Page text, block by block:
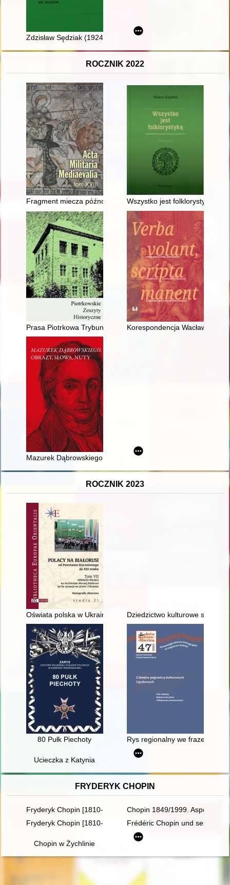
Zdzisław Sędziak (1924-2019)
ROCZNIK 2022
Fragment miecza późnośredniowiecznego znaleziony w
Wszystko jest folklorystyką :
Prasa Piotrkowa Trybunalskiego 1805-1939 - recenzja]
Korespondencja Wacława
Mazurek Dąbrowskiego : obrazy, słowa, nuty
ROCZNIK 2023
Oświata polska w Ukrainie Dziedzictwo kulturowe szlachty
80 Pułk Piechoty Rys regionalny we
Ucieczka z Katynia
FRYDERYK CHOPIN
Fryderyk Chopin [1810-1849]. KorzenieChopin 1849/1999. Aspekte
Fryderyk Chopin [1810-1849]
Frédéric Chopin und seine Zeit
Chopin w Żychlinie